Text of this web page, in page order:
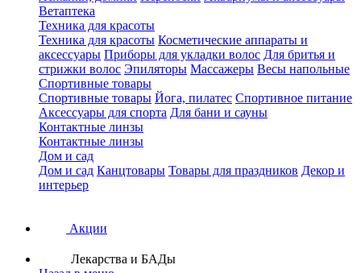
Ветаптека
Техника для красоты
Техника для красоты Косметические аппараты и
аксессуары Приборы для укладки волос Для бритья и
стрижки волос Эпиляторы Массажеры Весы напольные
Спортивные товары
Спортивные товары Йога, пилатес Спортивное питание
Аксессуары для спорта Для бани и сауны
Контактные линзы
Контактные линзы
Дом и сад
Дом и сад Канцтовары Товары для праздников Декор и
интерьер
Акции
Лекарства и БАДы